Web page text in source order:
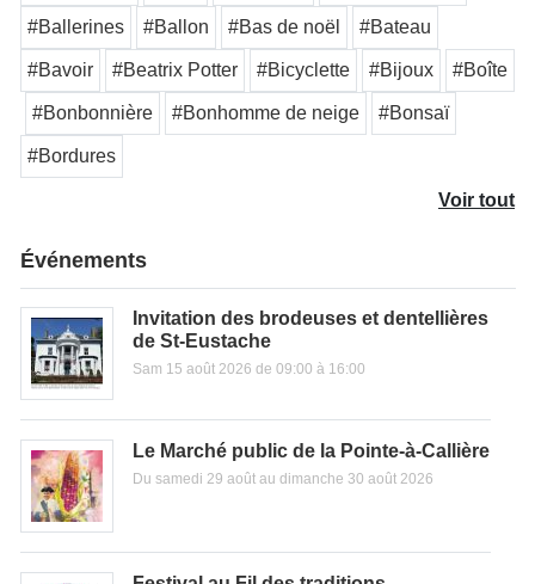
#Ballerines #Ballon #Bas de noël #Bateau
#Bavoir #Beatrix Potter #Bicyclette #Bijoux #Boîte
#Bonbonnière #Bonhomme de neige #Bonsaï
#Bordures
Voir tout
Événements
Invitation des brodeuses et dentellières
de St-Eustache
Sam 15 août 2026 de 09:00 à 16:00
Le Marché public de la Pointe-à-Callière
Du samedi 29 août au dimanche 30 août 2026